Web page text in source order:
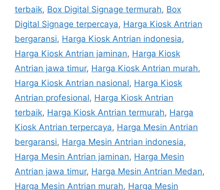
terbaik, Box Digital Signage termurah, Box
Digital Signage terpercaya, Harga Kiosk Antrian
bergaransi, Harga Kiosk Antrian indonesia,
Harga Kiosk Antrian jaminan, Harga Kiosk
Antrian jawa timur, Harga Kiosk Antrian murah,
Harga Kiosk Antrian nasional, Harga Kiosk
Antrian profesional, Harga Kiosk Antrian
terbaik, Harga Kiosk Antrian termurah, Harga
Kiosk Antrian terpercaya, Harga Mesin Antrian
bergaransi, Harga Mesin Antrian indonesia,
Harga Mesin Antrian jaminan, Harga Mesin
Antrian jawa timur, Harga Mesin Antrian Medan,
Harga Mesin Antrian murah, Harga Mesin